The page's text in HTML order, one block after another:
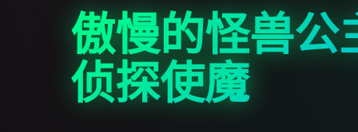
傲慢的怪兽公
侦探使魔